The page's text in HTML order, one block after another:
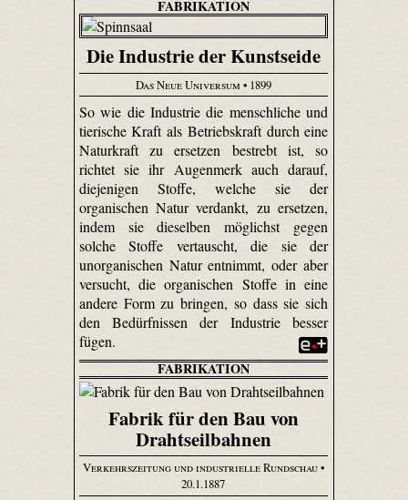
FABRIKATION
Die Industrie der Kunstseide
Das Neue Universum • 1899
So wie die Industrie die menschliche und
tierische Kraft als Betriebskraft durch eine
Naturkraft zu ersetzen bestrebt ist, so
richtet sie ihr Augenmerk auch darauf,
diejenigen Stoffe, welche sie der
organischen Natur verdankt, zu ersetzen,
indem sie dieselben möglichst gegen
solche Stoffe vertauscht, die sie der
unorganischen Natur entnimmt, oder aber
versucht, die organischen Stoffe in eine
andere Form zu bringen, so dass sie sich
den Bedürfnissen der Industrie besser
fügen.
FABRIKATION
Fabrik für den Bau von
Drahtseilbahnen
Verkehrszeitung und industrielle Rundschau•
20.1.1887